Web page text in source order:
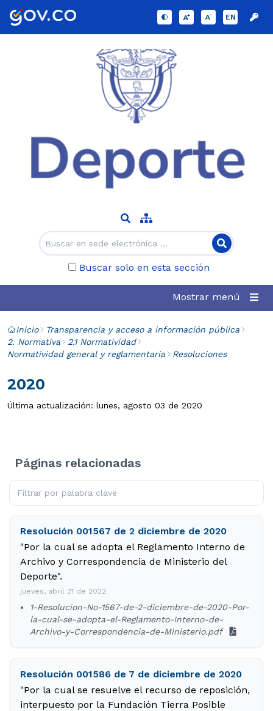
EN
Buscar solo en esta sección
Mostrar menú
Inicio
Transparencia y acceso a información pública
2. Normativa
2.1 Normatividad
Normatividad general y reglamentaria
Resoluciones
2020
Última actualización: lunes, agosto 03 de 2020
Páginas relacionadas
Resolución 001567 de 2 diciembre de 2020
"Por la cual se adopta el Reglamento Interno de
Archivo y Correspondencia de Ministerio del
Deporte".
jueves, abril 21 de 2022
1-Resolucion-No-1567-de-2-diciembre-de-2020-Por-
la-cual-se-adopta-el-Reglamento-Interno-de-
Archivo-y-Correspondencia-de-Ministerio.pdf
Resolución 001586 de 7 de diciembre de 2020
"Por la cual se resuelve el recurso de reposición,
interpuesto por la Fundación Tierra Posible